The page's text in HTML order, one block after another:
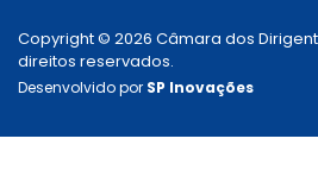
Copyright © 2026 Câmara dos
direitos reservados.
Desenvolvido por SP Inovações